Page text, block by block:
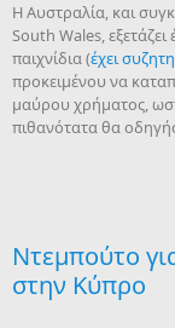
Η Αυστραλία, και
South Wales,
παιχνίδια (έχει
προκειμένου να
μαύρου χρήματος,
πιθανότατα θα
Ντεμπούτο
στην Κύπρο